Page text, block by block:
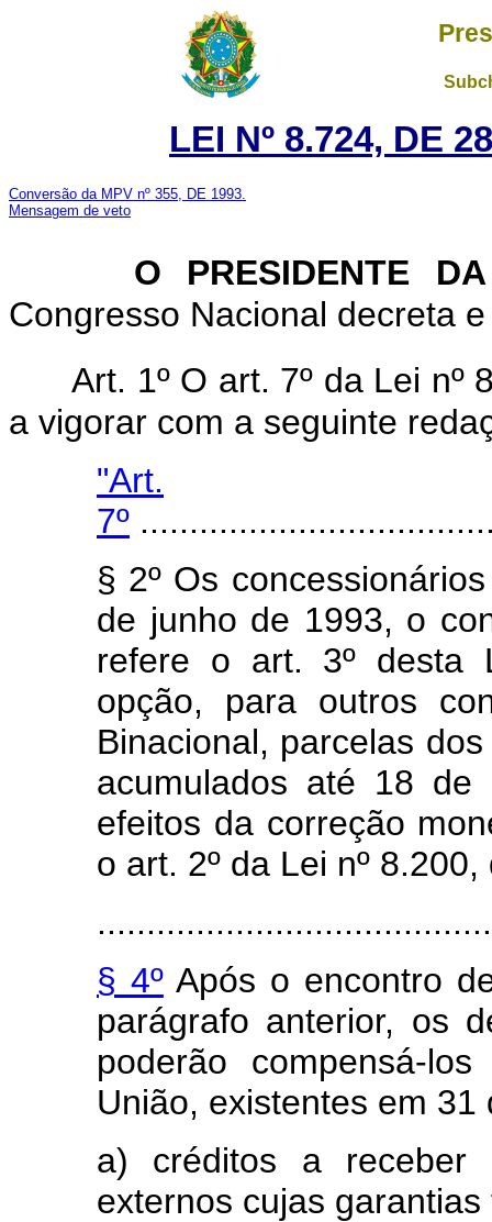
LEI Nº 8.724, DE
Conversão da MPV nº 355, DE 1993.
Mensagem de veto
O PRESIDENTE
Congresso Nacional decreta
Art. 1º O art. 7º da Lei
a vigorar com a seguinte
"Art.
7º
§ 2º Os
de junho de 1993, o
refere o art. 3º desta
opção, para outros
Binacional, parcelas
acumulados até 18
efeitos da correção
o art. 2º da Lei nº
§ 4ºApós o encontro
parágrafo anterior, os
poderão compensá-
União, existentes em
a) créditos a receber
externos cujas